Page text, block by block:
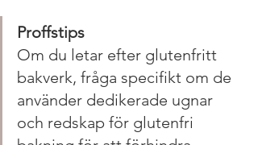
Proffstips
Om du letar efter glutenfritt
bakverk, fråga specifikt om de
använder dedikerade ugnar
och redskap för glutenfri